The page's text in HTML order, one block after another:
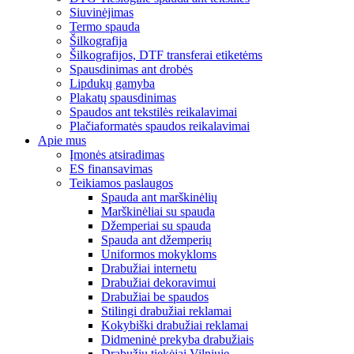
Siuvinėjimas
Termo spauda
Šilkografija
Šilkografijos, DTF transferai etiketėms
Spausdinimas ant drobės
Lipdukų gamyba
Plakatų spausdinimas
Spaudos ant tekstilės reikalavimai
Plačiaformatės spaudos reikalavimai
Apie mus
Įmonės atsiradimas
ES finansavimas
Teikiamos paslaugos
Spauda ant marškinėlių
Marškinėliai su spauda
Džemperiai su spauda
Spauda ant džemperių
Uniformos mokykloms
Drabužiai internetu
Drabužiai dekoravimui
Drabužiai be spaudos
Stilingi drabužiai reklamai
Kokybiški drabužiai reklamai
Didmeninė prekyba drabužiais